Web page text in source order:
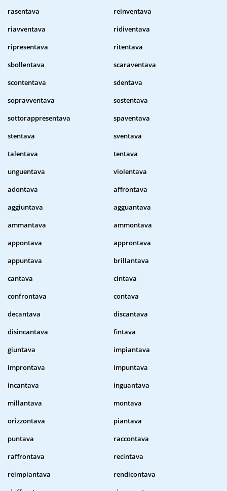
rasentava
reinventava
riavventava
ridiventava
ripresentava
ritentava
sbollentava
scaraventava
scontentava
sdentava
sopravventava
sostentava
sottorappresentava
spaventava
stentava
sventava
talentava
tentava
unguentava
violentava
adontava
affrontava
aggiuntava
agguantava
ammantava
ammontava
appontava
approntava
appuntava
brillantava
cantava
cintava
confrontava
contava
decantava
discantava
disincantava
fintava
giuntava
impiantava
improntava
impuntava
incantava
inguantava
millantava
montava
orizzontava
piantava
puntava
raccontava
raffrontava
recintava
reimpiantava
rendicontava